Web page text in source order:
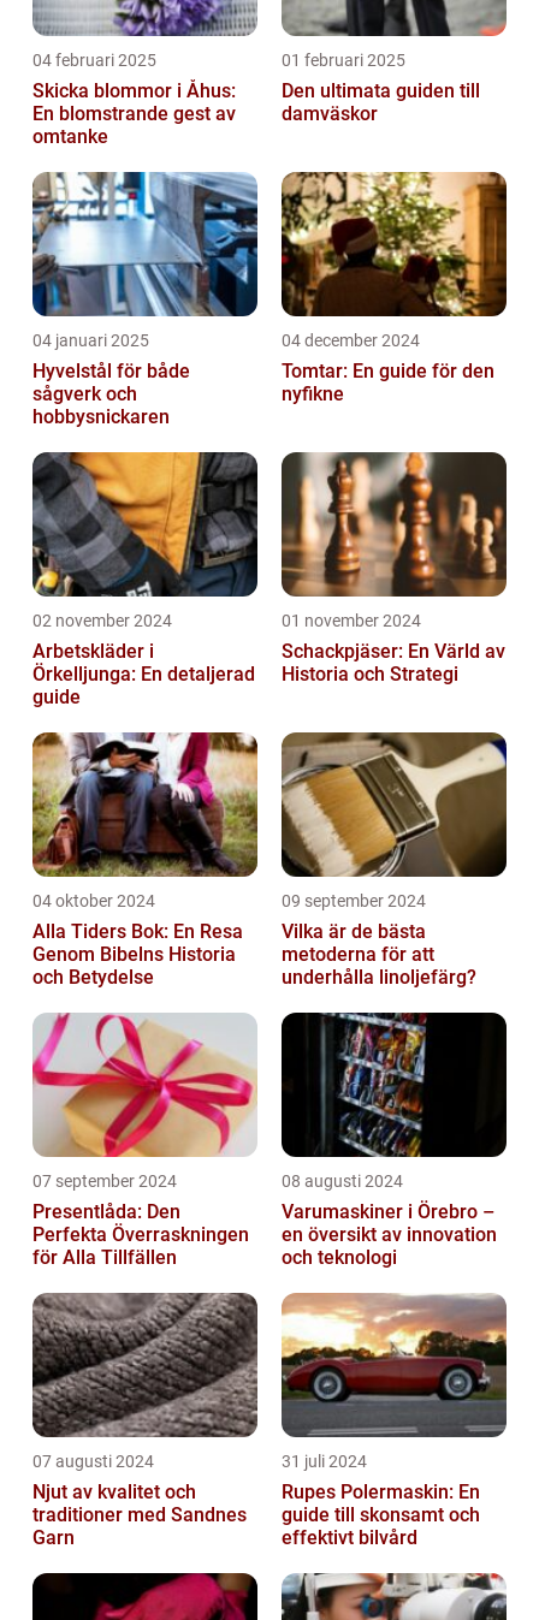
04 februari 2025
Skicka blommor i Åhus:
En blomstrande gest av
omtanke
01 februari 2025
Den ultimata guiden till
damväskor
04 januari 2025
Hyvelstål för både
sågverk och
hobbysnickaren
04 december 2024
Tomtar: En guide för den
nyfikne
02 november 2024
Arbetskläder i
Örkelljunga: En detaljerad
guide
01 november 2024
Schackpjäser: En Värld av
Historia och Strategi
04 oktober 2024
Alla Tiders Bok: En Resa
Genom Bibelns Historia
och Betydelse
09 september 2024
Vilka är de bästa
metoderna för att
underhålla linoljefärg?
07 september 2024
Presentlåda: Den
Perfekta Överraskningen
för Alla Tillfällen
08 augusti 2024
Varumaskiner i Örebro –
en översikt av innovation
och teknologi
07 augusti 2024
Njut av kvalitet och
traditioner med Sandnes
Garn
31 juli 2024
Rupes Polermaskin: En
guide till skonsamt och
effektivt bilvård